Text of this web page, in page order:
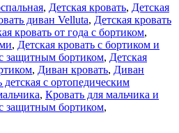
, Детская кровать, Детская
диван Velluta, Детская кровать
кровать от года с бортиком,
, Детская кровать с бортиком и
защитным бортиком, Детская
, Диван кровать, Диван
детская с ортопедическим
, Кровать для мальчика и
защитным бортиком,